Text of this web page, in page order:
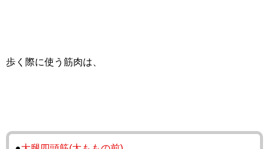
歩く際に使う筋肉は、